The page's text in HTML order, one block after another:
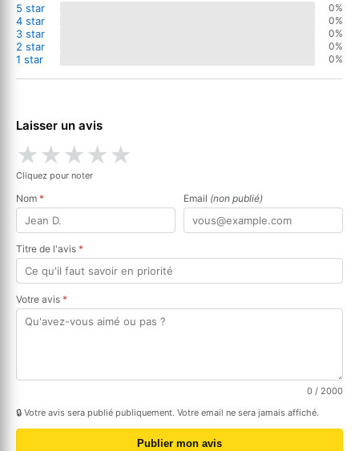
5 star
0%
4 star 0%
3 star 0%
2 star 0%
1 star 0%
Laisser un avis
★★★★★
Cliquez pour noter
Nom * Email (non publié)
Titre de l'avis *
Votre avis *
0 / 2000
🔒 Votre avis sera publié publiquement. Votre email ne sera jamais affiché.
Publier mon avis